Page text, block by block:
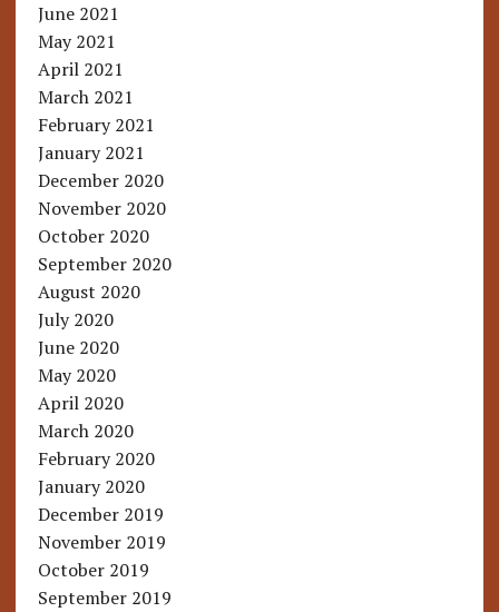
June 2021
May 2021
April 2021
March 2021
February 2021
January 2021
December 2020
November 2020
October 2020
September 2020
August 2020
July 2020
June 2020
May 2020
April 2020
March 2020
February 2020
January 2020
December 2019
November 2019
October 2019
September 2019